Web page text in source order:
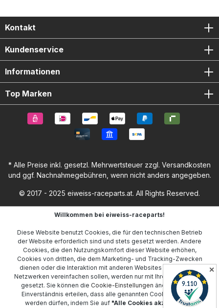
Kontakt
Kundenservice
Informationen
Top Marken
* Alle Preise inkl. gesetzl. Mehrwertsteuer zzgl. Versandkosten
und ggf. Nachnahmegebühren, wenn nicht anders angegeben.
© 2017 - 2025 eiweiss-raceparts.at. All Rights Reserved.
Willkommen bei eiweiss-raceparts!
Diese Website benutzt Cookies, die für den technischen Betrieb
der Website erforderlich sind und stets gesetzt werden. Andere
Cookies, die den Nutzungskomfort dieser Website erhöhen,
Cookies von dritten, die dem Marketing- und Tracking-Zwecken
dienen oder die Interaktion mit anderen Websites und sozialen
Netzwerken vereinfachen sollen, werden nur mit Ihrer Zustimmung
gesetzt. Sie können die Cookie-Einstellungen ändern oder Ihr
Einverständnis erteilen, dass alle genannten Cookies gesetzt
werden dürfen, indem Sie auf "Alle Cookies akzeptieren"
✕